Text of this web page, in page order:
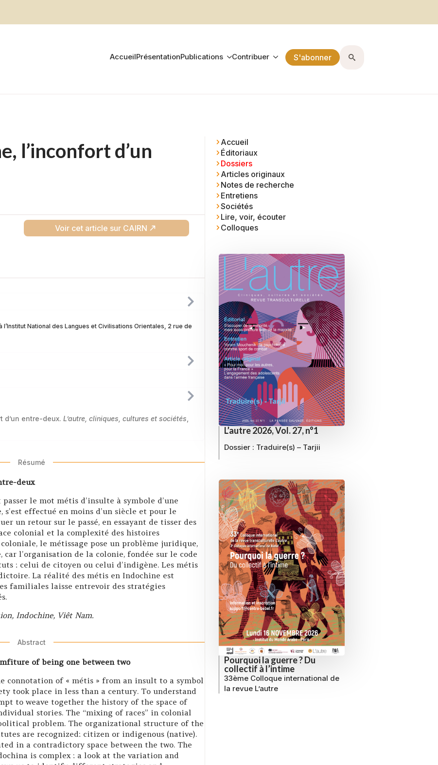
AccueilPrésentationPublications Contribuer S'abonner
l’inconfort d’un
Voir cet article sur CAIRN
National des Langues et Civilisations Orientales, 2 rue de
d’un entre-deux. L’autre, cliniques, cultures et sociétés
Résumé
deux
le mot métis d’insulte à symbole d’une
effectué en moins d’un siècle et pour le
un retour sur le passé, en essayant de tisser des
colonial et la complexité des histoires
le métissage pose un problème juridique,
l’organisation de la colonie, fondée sur le code
: celui de citoyen ou celui d’indigène. Les métis
La réalité des métis en Indochine est
familiales laisse entrevoir des stratégies
Indochine, Viêt Nam.
Abstract
of being one between two
connotation of « métis » from an insult to a symbol
took place in less than a century. To understand
to weave together the history of the space of
stories. The “mixing of races” in colonial
problem. The organizational structure of the
are recognized: citizen or indigenous (native).
in a contradictory space between the two. The
is complex : a look at the variation and
Accueil
Éditoriaux
Dossiers
Articles originaux
Notes de recherche
Entretiens
Sociétés
Lire, voir, écouter
Colloques
L’autre 2026, Vol. 27, n°1
Dossier : Traduire(s) – Tarjii
Pourquoi la guerre ? Du
collectif à l’intime
33ème Colloque international de
la revue L’autre